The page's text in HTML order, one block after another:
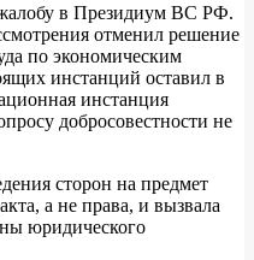
в Президиум ВС РФ.
отменил решение
по экономическим
инстанций оставил в
инстанция
добросовестности не
сторон на предмет
а не права, и вызвала
юридического